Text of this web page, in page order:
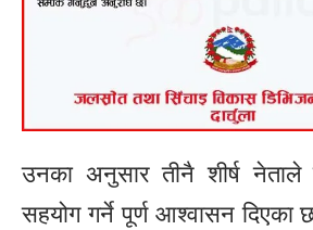
उनका अनुसार तीनै शीर्ष नेताले
सहयोग गर्ने पूर्ण आश्वासन